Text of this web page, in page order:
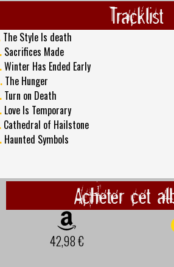
Tracklist
The Style Is death
Sacrifices Made
Winter Has Ended Early
The Hunger
Turn on Death
Love Is Temporary
Cathedral of Hailstone
Haunted Symbols
Acheter cet
42,98 €